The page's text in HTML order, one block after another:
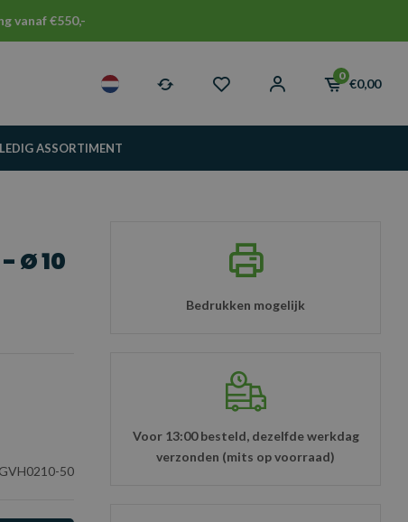
vanaf €550,-
0
€0,00
ASSORTIMENT
Ø 10
50
Bedrukken mogelijk
Voor 13:00 besteld, dezelfde werkdag
verzonden (mits op voorraad)